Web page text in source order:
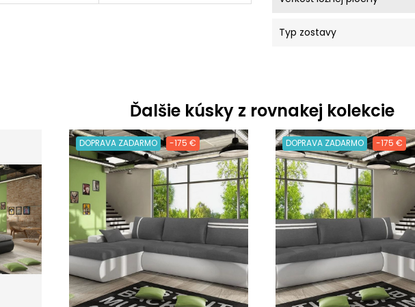
Typ zostavy
Ďalšie kúsky z rovnakej kolekcie
DOPRAVA ZADARMO -175 € DOPRAVA ZADARMO -175 €